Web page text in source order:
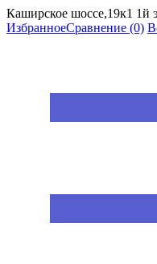
Каширское шоссе,19к1
ИзбранноеСравнение (0)